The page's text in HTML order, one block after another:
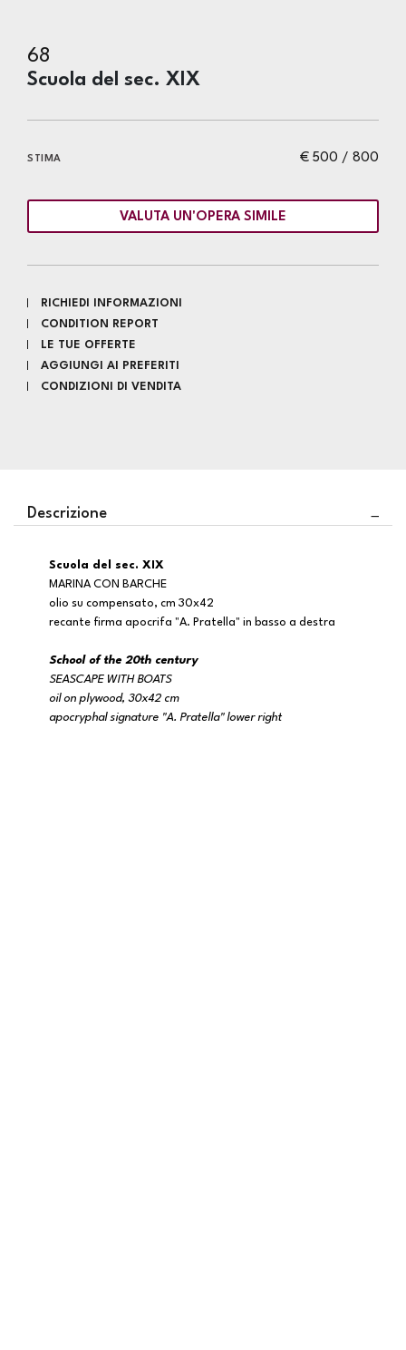
68
Scuola del sec. XIX
€ 500 / 800
STIMA
VALUTA UN'OPERA SIMILE
RICHIEDI INFORMAZIONI
CONDITION REPORT
LE TUE OFFERTE
AGGIUNGI AI PREFERITI
CONDIZIONI DI VENDITA
Descrizione
Scuola del sec. XIX
MARINA CON BARCHE
olio su compensato, cm 30x42
recante firma apocrifa "A. Pratella" in basso a destra
School of the 20th century
SEASCAPE WITH BOATS
oil on plywood, 30x42 cm
apocryphal signature "A. Pratella" lower right